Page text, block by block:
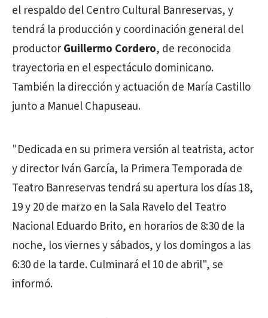
el respaldo del Centro Cultural Banreservas, y
tendrá la producción y coordinación general del
productorGuillermo Cordero, de reconocida
trayectoria en el espectáculo dominicano.
También la dirección y actuación de María Castillo
junto a Manuel Chapuseau.
"Dedicada en su primera versión al teatrista, actor
y director Iván García, la Primera Temporada de
Teatro Banreservas tendrá su apertura los días 18,
19 y 20 de marzo en la Sala Ravelo del Teatro
Nacional Eduardo Brito, en horarios de 8:30 de la
noche, los viernes y sábados, y los domingos a las
6:30 de la tarde. Culminará el 10 de abril", se
informó.